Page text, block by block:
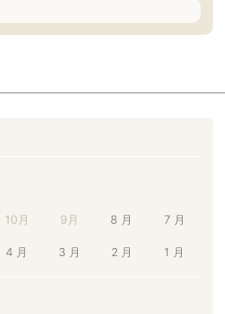
10月 9月 8 月 7 月
4 月 3 月 2 月 1 月